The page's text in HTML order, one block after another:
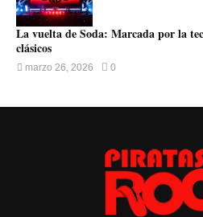
La vuelta de Soda: Marcada por la
clásicos
marzo 26, 2026 0